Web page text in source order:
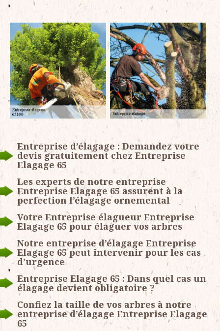
Entreprise d’élagage : Demandez votre
devis gratuitement chez Entreprise
Elagage 65
Les experts de notre entreprise
Entreprise Elagage 65 assurent à la
perfection l’élagage ornemental
Votre Entreprise élagueur Entreprise
Elagage 65 pour élaguer vos arbres
Notre entreprise d’élagage Entreprise
Elagage 65 peut intervenir pour les cas
d’urgence
Entreprise Elagage 65 : Dans quel cas un
élagage devient obligatoire ?
Confiez la taille de vos arbres à notre
entreprise d’élagage Entreprise Elagage
65